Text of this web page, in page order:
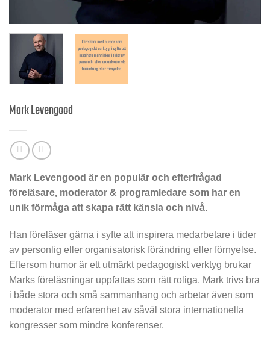
Mark Levengood
Mark Levengood är en populär och efterfrågad
föreläsare, moderator & programledare som har en
unik förmåga att skapa rätt känsla och nivå.
Han föreläser gärna i syfte att inspirera medarbetare i tider
av personlig eller organisatorisk förändring eller förnyelse.
Eftersom humor är ett utmärkt pedagogiskt verktyg brukar
Marks föreläsningar uppfattas som rätt roliga. Mark trivs bra
i både stora och små sammanhang och arbetar även som
moderator med erfarenhet av såväl stora internationella
kongresser som mindre konferenser.